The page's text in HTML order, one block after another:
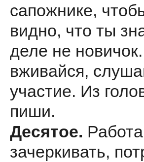
сапожнике,
видно, что ты
деле не
вживайся,
участие. Из
пиши.
Десятое.
зачеркивать,